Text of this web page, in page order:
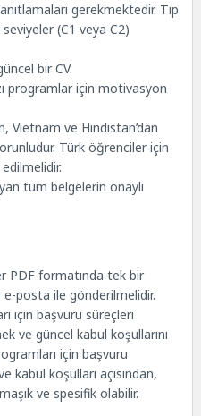
gerekmektedir. Tıp
(C1 veya C2)
bir CV.
programlar için motivasyon
Vietnam ve Hindistan’dan
Türk öğrenciler için
tüm belgelerin onaylı
PDF formatında tek bir
e-posta ile gönderilmelidir.
için başvuru süreçleri
ve güncel kabul koşullarını
için başvuru
kabul koşulları açısından,
ve spesifik olabilir.